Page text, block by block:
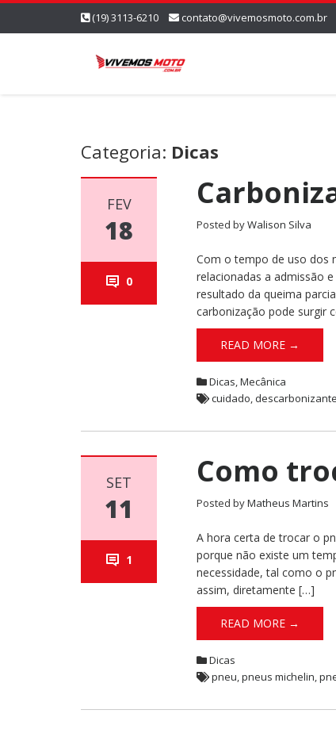
(19) 3113-6210 contato@vivemosmoto.com.br
Categoria: Dicas
FEV
18
0
Posted byWalison Silva
Com o tempo de uso dos
relacionadas a admissão
resultado da queima
carbonização pode surgir
READ MORE →
Dicas,Mecânica
cuidado,descarbonizante
SET
11
1
Como
Posted byMatheus Martins
A hora certa de trocar o
porque não existe um
necessidade, tal como o
assim, diretamente […]
READ MORE →
Dicas
pneu,pneus michelin,